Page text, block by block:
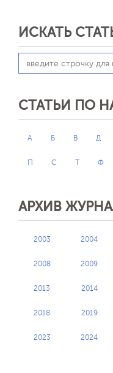
ИСКАТЬ
СТАТЬИ ПО
А Б В Д
П С Т Ф
АРХИВ
2003 2004
2008 2009
2013 2014
2018 2019
2023 2024